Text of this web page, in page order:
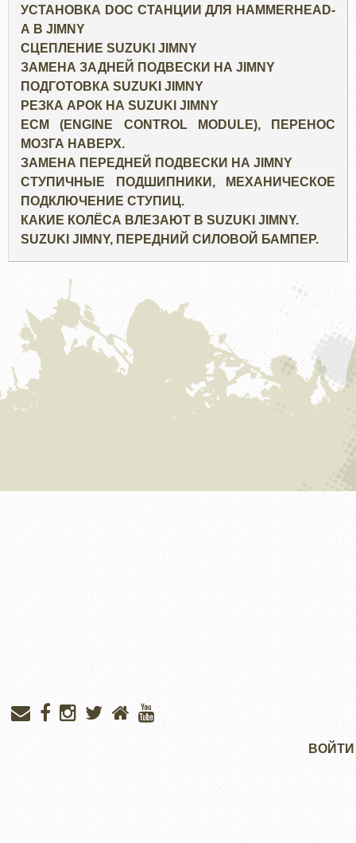
УСТАНОВКА DOC СТАНЦИИ ДЛЯ HAMMERHEAD-
А В JIMNY
СЦЕПЛЕНИЕ SUZUKI JIMNY
ЗАМЕНА ЗАДНЕЙ ПОДВЕСКИ НА JIMNY
ПОДГОТОВКА SUZUKI JIMNY
РЕЗКА АРОК НА SUZUKI JIMNY
ECM (ENGINE CONTROL MODULE), ПЕРЕНОС
МОЗГА НАВЕРХ.
ЗАМЕНА ПЕРЕДНЕЙ ПОДВЕСКИ НА JIMNY
СТУПИЧНЫЕ ПОДШИПНИКИ, МЕХАНИЧЕСКОЕ
ПОДКЛЮЧЕНИЕ СТУПИЦ.
КАКИЕ КОЛЁСА ВЛЕЗАЮТ В SUZUKI JIMNY.
SUZUKI JIMNY, ПЕРЕДНИЙ СИЛОВОЙ БАМПЕР.
ВОЙТИ